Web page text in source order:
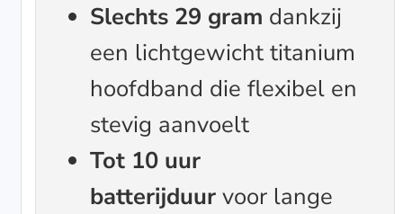
Slechts 29 gram dankzij
een lichtgewicht titanium
hoofdband die flexibel en
stevig aanvoelt
Tot 10 uur
batterijduur voor lange